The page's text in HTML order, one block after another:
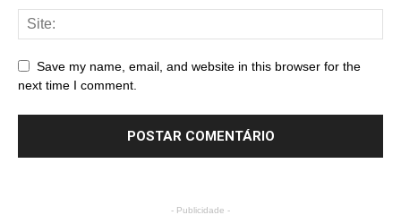
Save my name, email, and website in this browser for the
next time I comment.
- Publicidade -